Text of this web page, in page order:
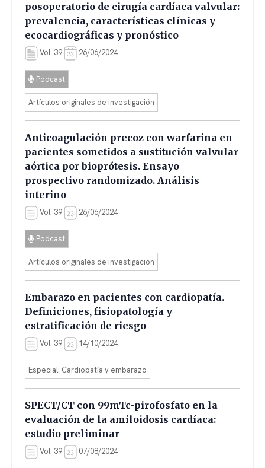
posoperatorio de cirugía cardíaca valvular:
prevalencia, características clínicas y
ecocardiográficas y pronóstico
Vol. 39 26/06/2024
Podcast
Artículos originales de investigación
Anticoagulación precoz con warfarina en
pacientes sometidos a sustitución valvular
aórtica por bioprótesis. Ensayo
prospectivo randomizado. Análisis
interino
Vol. 39 26/06/2024
Podcast
Artículos originales de investigación
Embarazo en pacientes con cardiopatía.
Definiciones, fisiopatología y
estratificación de riesgo
Vol. 39 14/10/2024
Especial: Cardiopatía y embarazo
SPECT/CT con 99mTc-pirofosfato en la
evaluación de la amiloidosis cardíaca:
estudio preliminar
Vol. 39 07/08/2024